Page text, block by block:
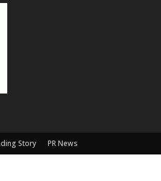
Story PR News